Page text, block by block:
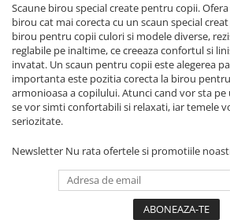
Scaune birou special create pentru copii.
birou cat mai corecta cu un scaun special
birou pentru copii culori si modele diverse,
reglabile pe inaltime, ce creeaza confortul si
invatat. Un scaun pentru copii este alegerea
importanta este pozitia corecta la birou
armonioasa a copilului. Atunci cand vor sta pe
se vor simti confortabili si relaxati, iar temele
seriozitate.
Newsletter Nu rata ofertele si promotiile